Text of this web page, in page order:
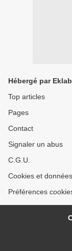
Hébergé par
Top articles
Pages
Contact
Signaler un abus
C.G.U.
Cookies et
Préférences